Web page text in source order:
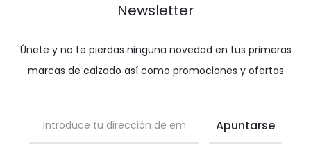
Newsletter
Únete y no te pierdas ninguna novedad en tus primeras
marcas de calzado así como promociones y ofertas